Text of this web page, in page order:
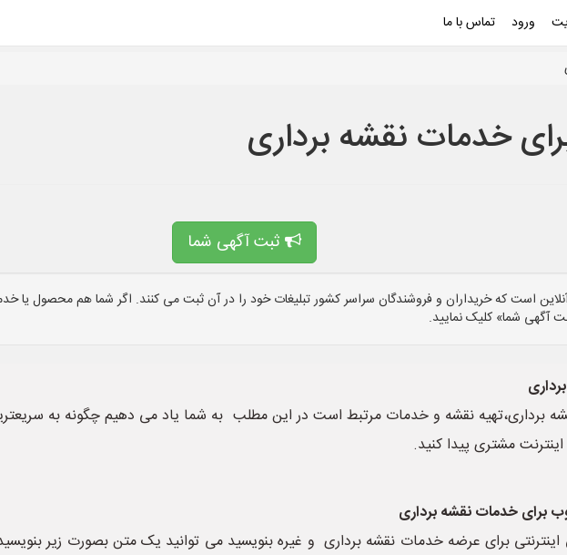
ورود تماس با ما
خدمات نقشه برداری
ثبت آگهی شما
است که خریداران و فروشندگان سراسر کشور تبلیغات خود را در آن ثبت می کنند. اگر شما هم محصول یا
آگهی شما» کلیک نمایید.
برداری،تهیه نقشه و خدمات مرتبط است در این مطلب به شما یاد می دهیم چگونه به
مشتری پیدا کنید.
برای خدمات نقشه برداری
برای عرضه خدمات نقشه برداری و غیره بنویسید می توانید یک متن بصورت زیر